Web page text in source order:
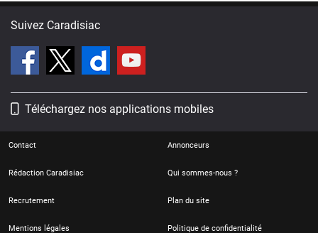
Suivez Caradisiac
Téléchargez nos applications mobiles
Contact Annonceurs
Rédaction Caradisiac Qui sommes-nous ?
Recrutement Plan du site
Mentions légales Politique de confidentialité